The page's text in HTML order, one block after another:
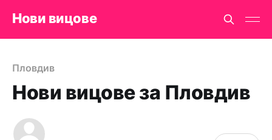
Нови вицове
Пловдив
Нови вицове за Пловдив